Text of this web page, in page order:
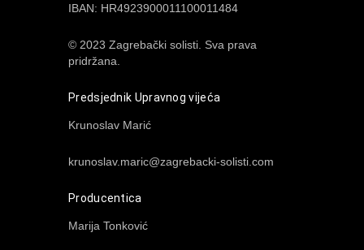
IBAN: HR4923900011100011484
© 2023 Zagrebački solisti. Sva prava
pridržana.
Predsjednik Upravnog vijeća
Krunoslav Marić
krunoslav.maric@zagrebacki-solisti.com
Producentica
Marija Tonković